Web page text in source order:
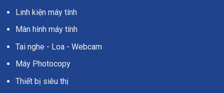
Linh kiện máy tính
Màn hình máy tính
Tai nghe - Loa - Webcam
Máy Photocopy
Thiết bị siêu thị